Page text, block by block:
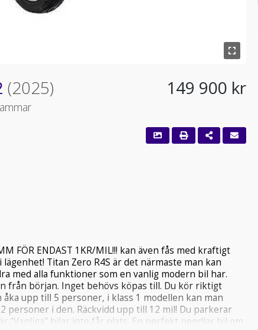
(2025) 149 900 kr
FÖR ENDAST 1KR/MIL!!! kan även fås med kraftigt
Titan Zero R4S är det närmaste man kan
med alla funktioner som en vanlig modern bil har.
från början. Inget behövs köpas till. Du kör riktigt
upp till 5 personer, i klass 1 modellen kan man
personer i den. Räckvidd upp till 12 mil! Du parkerar
"Vanliga" bilar inte får plats. En perfekt pendlar bil om